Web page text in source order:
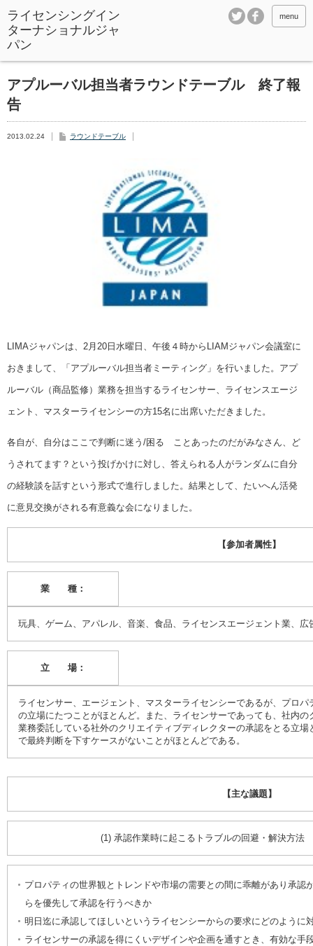
ライセンシングイン
ターナショナルジャ
パン
menu
アプルーバル担当者ラウンドテーブル 終了報
告
2013.02.24 ラウンドテーブル
LIMAジャパンは、2月20日水曜日、午後４時からLIAMジャパン会議室に
おきまして、「アプルーバル担当者ミーティング」を行いました。アプ
ルーバル（商品監修）業務を担当するライセンサー、ライセンスエージ
ェント、マスターライセンシーの方15名に出席いただきました。
各自が、自分はここで判断に迷う/困る ことあったのだがみなさん、ど
うされてます？という投げかけに対し、答えられる人がランダムに自分
の経験談を話すという形式で進行しました。結果として、たいへん活発
に意見交換がされる有意義な会になりました。
【参加者属性】
業 種：
玩具、ゲーム、アパレル、音楽、食品、ライセンスエージェント業、広
立 場：
ライセンサー、エージェント、マスターライセンシーであるが、プロパ
の立場にたつことがほとんど。また、ライセンサーであっても、社内の
業務委託している社外のクリエイティブディレクターの承認をとる立場
で最終判断を下すケースがないことがほとんどである。
【主な議題】
(1) 承認作業時に起こるトラブルの回避・解決方法
プロパティの世界観とトレンドや市場の需要との間に乖離があり承認
らを優先して承認を行うべきか
明日迄に承認してほしいというライセンシーからの要求にどのように
ライセンサーの承認を得にくいデザインや企画を通すとき、有効な手